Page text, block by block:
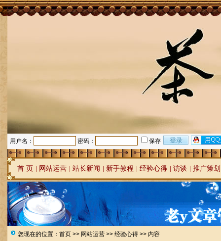
用户名： 密码： 保存
首 页 网站运营 站长新闻 新手教程 经验心得 访谈 推广策划
您现在的位置： 首页 >> 网站运营 >> 经验心得 >> 内容